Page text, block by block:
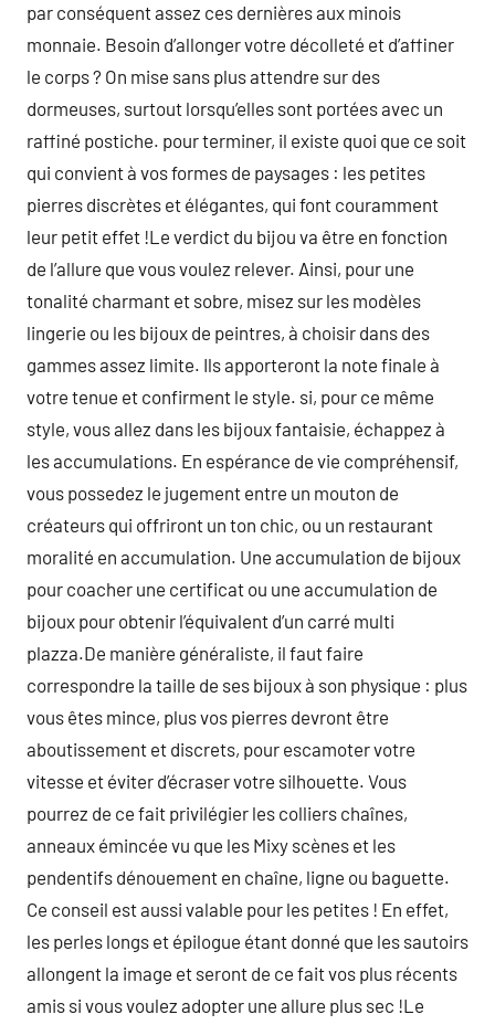
par conséquent assez ces dernières aux minois
monnaie. Besoin d’allonger votre décolleté et d’affiner
le corps ? On mise sans plus attendre sur des
dormeuses, surtout lorsqu’elles sont portées avec un
raffiné postiche. pour terminer, il existe quoi que ce soit
qui convient à vos formes de paysages : les petites
pierres discrètes et élégantes, qui font couramment
leur petit effet !Le verdict du bijou va être en fonction
de l’allure que vous voulez relever. Ainsi, pour une
tonalité charmant et sobre, misez sur les modèles
lingerie ou les bijoux de peintres, à choisir dans des
gammes assez limite. Ils apporteront la note finale à
votre tenue et confirment le style. si, pour ce même
style, vous allez dans les bijoux fantaisie, échappez à
les accumulations. En espérance de vie compréhensif,
vous possedez le jugement entre un mouton de
créateurs qui offriront un ton chic, ou un restaurant
moralité en accumulation. Une accumulation de bijoux
pour coacher une certificat ou une accumulation de
bijoux pour obtenir l’équivalent d’un carré multi
plazza.De manière généraliste, il faut faire
correspondre la taille de ses bijoux à son physique : plus
vous êtes mince, plus vos pierres devront être
aboutissement et discrets, pour escamoter votre
vitesse et éviter d’écraser votre silhouette. Vous
pourrez de ce fait privilégier les colliers chaînes,
anneaux émincée vu que les Mixy scènes et les
pendentifs dénouement en chaîne, ligne ou baguette.
Ce conseil est aussi valable pour les petites ! En effet,
les perles longs et épilogue étant donné que les sautoirs
allongent la image et seront de ce fait vos plus récents
amis si vous voulez adopter une allure plus sec !Le